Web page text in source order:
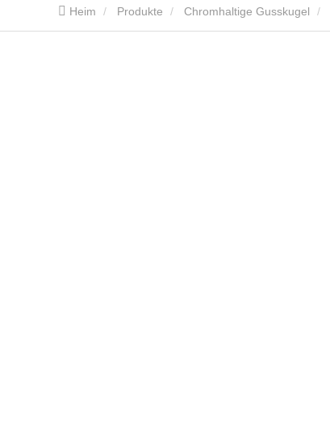
Heim Produkte Chromhaltige Gusskugel